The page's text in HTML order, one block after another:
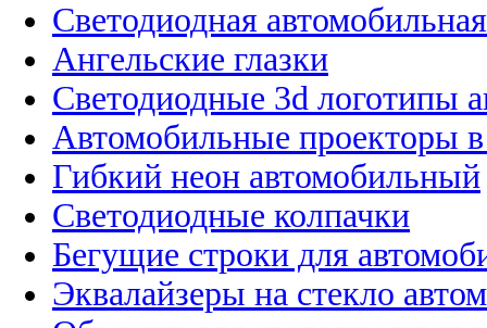
Светодиодная
Ангельские глазки
Светодиодные 3d логотипы
Автомобильные проекторы
Гибкий неон автомобильный
Светодиодные колпачки
Бегущие строки для
Эквалайзеры на стекло